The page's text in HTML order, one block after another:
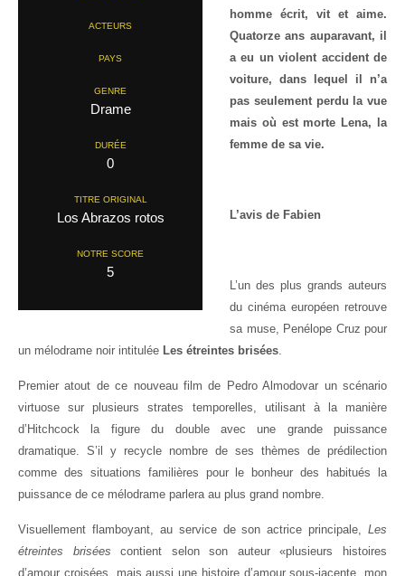
ACTEURS
PAYS
GENRE
Drame
DURÉE
0
TITRE ORIGINAL
Los Abrazos rotos
NOTRE SCORE
5
homme écrit, vit et aime.
Quatorze ans auparavant, il
a eu un violent accident de
voiture, dans lequel il n’a
pas seulement perdu la vue
mais où est morte Lena, la
femme de sa vie.
L’avis de Fabien
L’un des plus grands auteurs
du cinéma européen retrouve
sa muse, Penélope Cruz pour
un mélodrame noir intitulée Les étreintes brisées.
Premier atout de ce nouveau film de Pedro Almodovar un scénario
virtuose sur plusieurs strates temporelles, utilisant à la manière
d’Hitchcock la figure du double avec une grande puissance
dramatique. S’il y recycle nombre de ses thèmes de prédilection
comme des situations familières pour le bonheur des habitués la
puissance de ce mélodrame parlera au plus grand nombre.
Visuellement flamboyant, au service de son actrice principale, Les
étreintes brisées contient selon son auteur «plusieurs histoires
d’amour croisées, mais aussi une histoire d’amour sous-jacente, mon